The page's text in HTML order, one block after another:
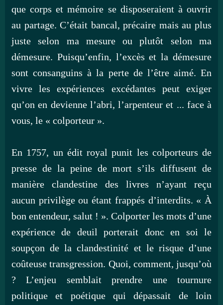
que corps et mémoire se disposeraient à ouvrir
au partage. C’était bancal, précaire mais au plus
juste selon ma mesure ou plutôt selon ma
démesure. Puisqu’enfin, l’excès et la démesure
sont consanguins à la perte de l’être aimé. En
vivre les expériences excédantes peut exiger
qu’on en devienne l’abri, l’arpenteur et ... face à
vous, le « colporteur ».
En 1757, un édit royal punit les colporteurs de
presse de la peine de mort s’ils diffusent de
manière clandestine des livres n’ayant reçu
aucun privilège ou étant frappés d’interdits. « À
bon entendeur, salut ! ». Colporter les mots d’une
expérience de deuil porterait donc en soi le
soupçon de la clandestinité et le risque d’une
coûteuse transgression. Quoi, comment, jusqu’où
? L’enjeu semblait prendre une tournure
politique et poétique qui dépassait de loin